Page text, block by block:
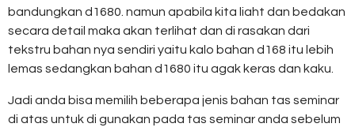
bandungkan d1680. namun apabila kita liaht dan bedakan
secara detail maka akan terlihat dan di rasakan dari
tekstru bahan nya sendiri yaitu kalo bahan d168 itu lebih
lemas sedangkan bahan d1680 itu agak keras dan kaku.
Jadi anda bisa memilih beberapa jenis bahan tas seminar
di atas untuk di gunakan pada tas seminar anda sebelum